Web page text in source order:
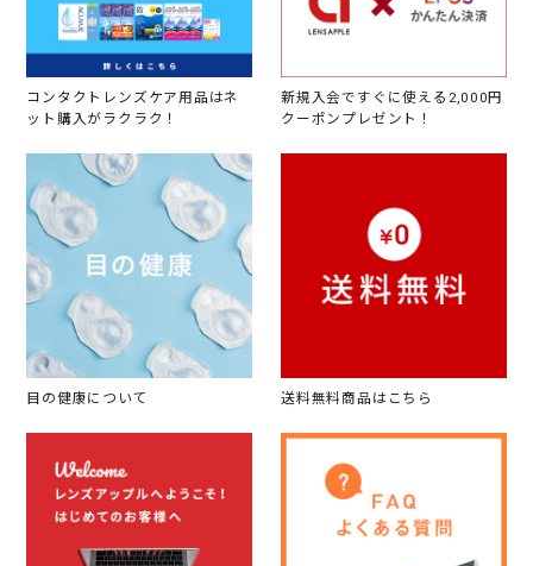
コンタクトレンズケア用品はネ
ット購入がラクラク！
新規入会ですぐに使える2,000円
クーポンプレゼント！
目の健康について 送料無料商品はこちら